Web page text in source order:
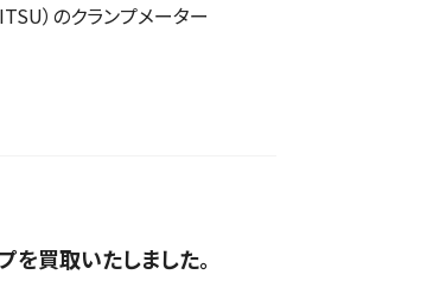
）のクランプメーター
を買取いたしました。